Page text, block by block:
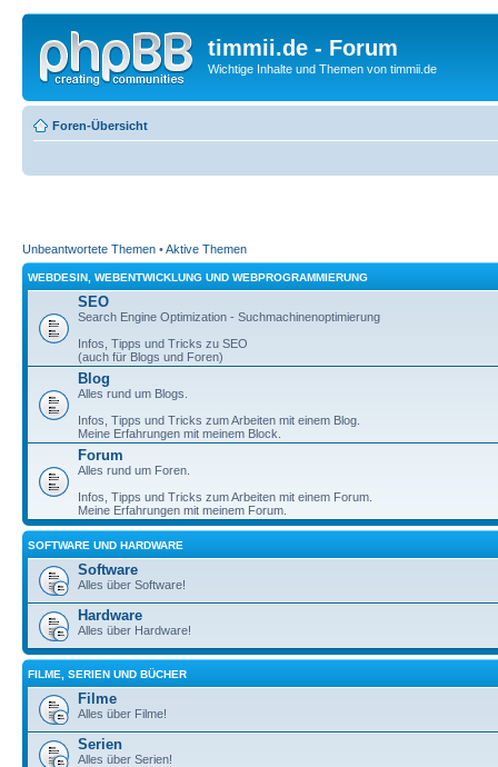
timmii.de - Forum
Wichtige Inhalte und Themen von timmii.de
Foren-Übersicht
Unbeantwortete Themen •Aktive Themen
WEBDESIN, WEBENTWICKLUNG UND WEBPROGRAMMIERUNG
SEO
Search Engine Optimization - Suchmachinenoptimierung
Infos, Tipps und Tricks zu SEO
(auch für Blogs und Foren)
Blog
Alles rund um Blogs.
Infos, Tipps und Tricks zum Arbeiten mit einem Blog.
Meine Erfahrungen mit meinem Block.
Forum
Alles rund um Foren.
Infos, Tipps und Tricks zum Arbeiten mit einem Forum.
Meine Erfahrungen mit meinem Forum.
SOFTWARE UND HARDWARE
Software
Alles über Software!
Hardware
Alles über Hardware!
FILME, SERIEN UND BÜCHER
Filme
Alles über Filme!
Serien
Alles über Serien!